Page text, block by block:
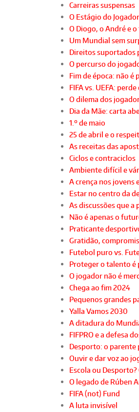
Carreiras suspensas
O Estágio do
O Diogo, o André e
Um Mundial sem
Direitos suportados
O percurso do
Fim de época: não é
FIFA vs. UEFA:
O dilema dos
Dia da Mãe: carta
1.º de maio
25 de abril e o
As receitas das
Ciclos e contraciclos
Ambiente difícil e
A crença nos jovens
Estar no centro da
As discussões que a
Não é apenas o
Praticante
Gratidão,
Futebol puro vs.
Proteger o talento é
O jogador não é
Chega ao fim 2024
Pequenos grandes
Yalla Vamos 2030
A ditadura do
FIFPRO e a defesa
Desporto: o parente
Ouvir e dar voz ao
Escola ou Desporto?
O legado de Rúben
FIFA (not) Fund
A luta invisível